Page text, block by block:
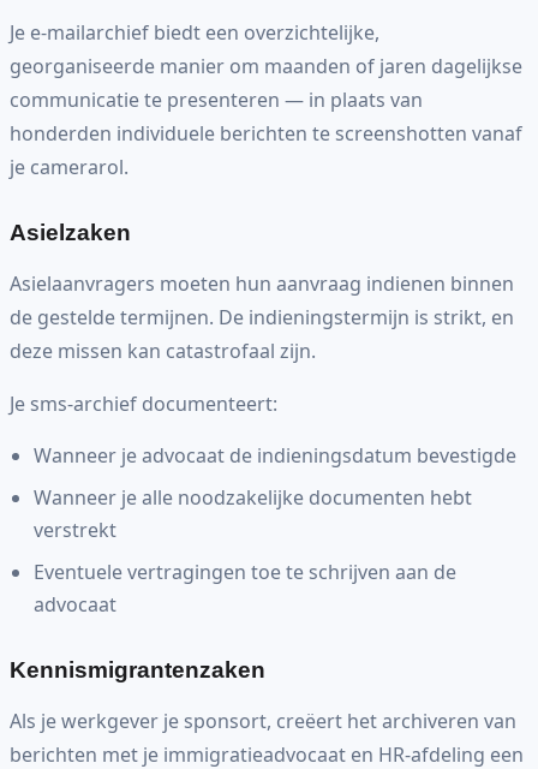
Je e-mailarchief biedt een overzichtelijke,
georganiseerde manier om maanden of jaren dagelijkse
communicatie te presenteren — in plaats van
honderden individuele berichten te screenshotten vanaf
je camerarol.
Asielzaken
Asielaanvragers moeten hun aanvraag indienen binnen
de gestelde termijnen. De indieningstermijn is strikt, en
deze missen kan catastrofaal zijn.
Je sms-archief documenteert:
Wanneer je advocaat de indieningsdatum bevestigde
Wanneer je alle noodzakelijke documenten hebt
verstrekt
Eventuele vertragingen toe te schrijven aan de
advocaat
Kennismigrantenzaken
Als je werkgever je sponsort, creëert het archiveren van
berichten met je immigratieadvocaat en HR-afdeling een